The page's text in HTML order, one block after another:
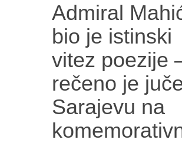
Admiral
bio je istinski
vitez poezije
rečeno je
Sarajevu na